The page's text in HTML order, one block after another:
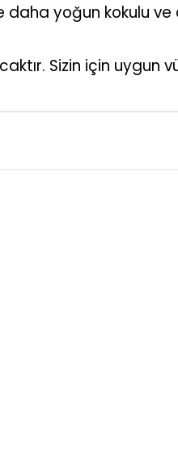
yoğun kokulu ve
Sizin için uygun